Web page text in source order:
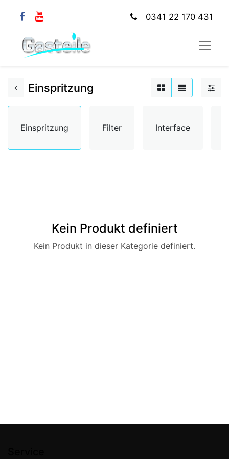
0341 22 170 431
Einspritzung
Einspritzung Filter Interface
Kein Produkt definiert
Kein Produkt in dieser Kategorie definiert.